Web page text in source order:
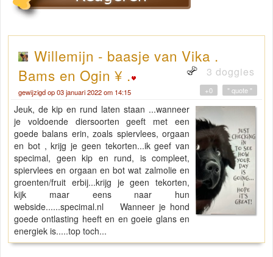
Willemijn - baasje van Vika .
Bams en Ogin ¥ .
3 doggies
gewijzigd op 03 januari 2022 om 14:15 " quote "
+0
Jeuk, de kip en rund laten staan ...wanneer
je voldoende diersoorten geeft met een
goede balans erin, zoals spiervlees, orgaan
en bot , krijg je geen tekorten...ik geef van
specimal, geen kip en rund, is compleet,
spiervlees en orgaan en bot wat zalmolie en
groenten/fruit erbij...krijg je geen tekorten,
kijk maar eens naar hun
webside......specimal.nl Wanneer je hond
goede ontlasting heeft en en goeie glans en
energiek is.....top toch...